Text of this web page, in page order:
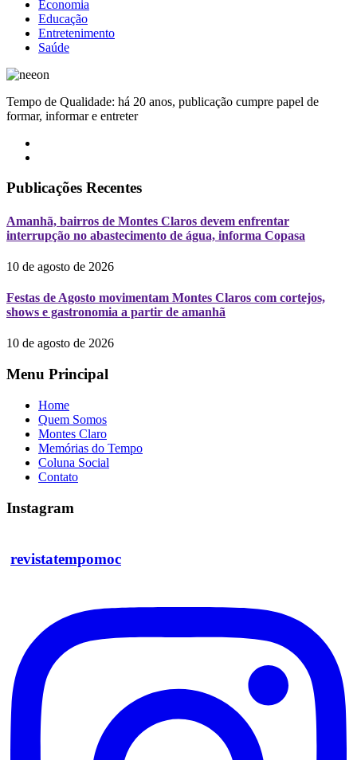
Economia
Educação
Entretenimento
Saúde
Tempo de Qualidade: há 20 anos, publicação cumpre papel de
formar, informar e entreter
Publicações Recentes
Amanhã, bairros de Montes Claros devem enfrentar
interrupção no abastecimento de água, informa Copasa
10 de agosto de 2026
Festas de Agosto movimentam Montes Claros com cortejos,
shows e gastronomia a partir de amanhã
10 de agosto de 2026
Menu Principal
Home
Quem Somos
Montes Claro
Memórias do Tempo
Coluna Social
Contato
Instagram
revistatempomoc